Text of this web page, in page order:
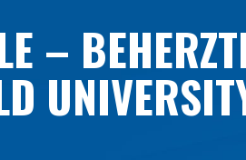
–